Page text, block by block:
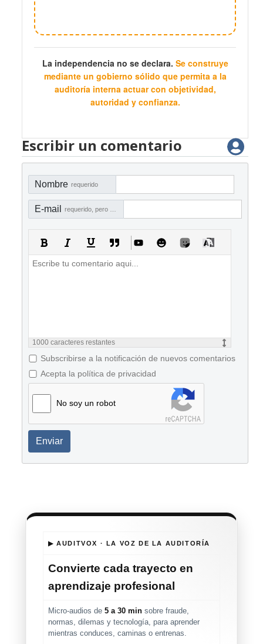
La independencia no se declara. Se construye
mediante un gobierno sólido que permita a la
auditoría interna actuar con objetividad,
autoridad y confianza.
Escribir un comentario
Nombre requerido
E-mail
1000 caracteres restantes
Subscribirse a la notificación de nuevos comentarios
Acepta la política de privacidad
No soy un robot
Enviar
▶ AUDITVOX · LA VOZ DE LA AUDITORÍA
Convierte cada trayecto en
aprendizaje profesional
Micro-audios de 5 a 30 min sobre fraude,
normas, dilemas y tecnología, para aprender
mientras conduces, caminas o entrenas.